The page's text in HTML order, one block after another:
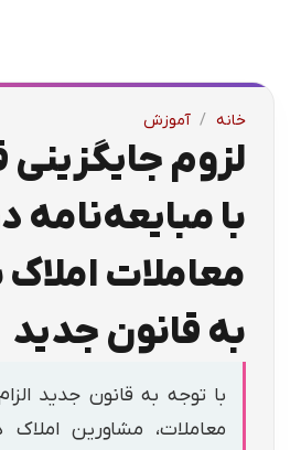
خانه / آموزش
لزوم جایگزینی
با مبایعه‌نامه
معاملات املاک
به قانون جدید
با توجه به قانون جدید
معاملات، مشاورین املاک